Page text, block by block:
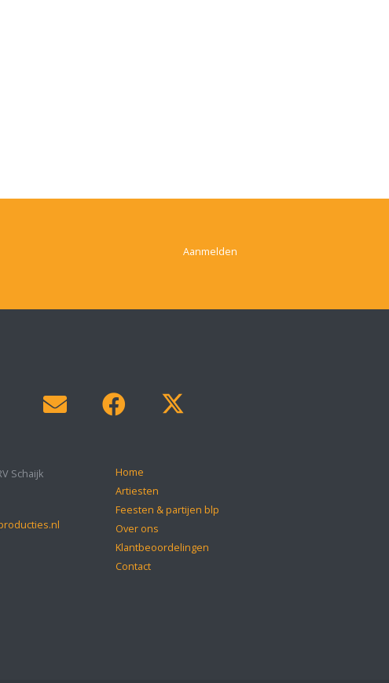
Aanmelden
Schaijk
Home
Artiesten
Feesten & partijen blp
Over ons
Klantbeoordelingen
Contact